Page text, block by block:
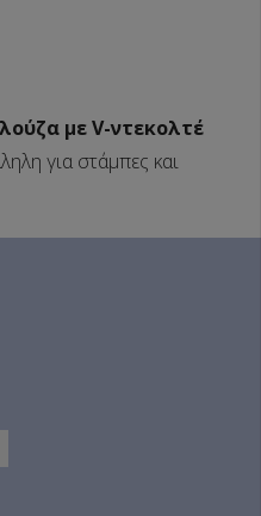
με V-ντεκολτέ
για στάμπες και